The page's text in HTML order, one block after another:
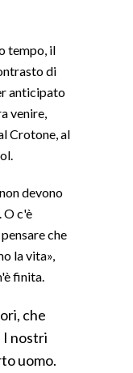
tempo, il
di
anticipato
venire,
Crotone, al
devono
O c'è
che
la vita»,
finita.
che
I nostri
uomo.